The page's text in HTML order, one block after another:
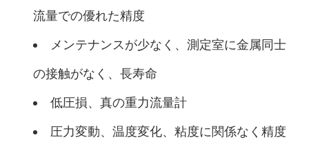
流量での優れた精度
メンテナンスが少なく、測定室に金属同士
の接触がなく、長寿命
低圧損、真の重力流量計
圧力変動、温度変化、粘度に関係なく精度